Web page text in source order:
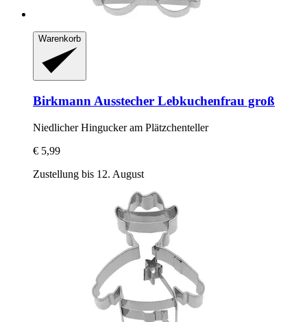
Warenkorb
Birkmann Ausstecher Lebkuchenfrau groß
Niedlicher Hingucker am Plätzchenteller
€ 5,99
Zustellung bis 12. August